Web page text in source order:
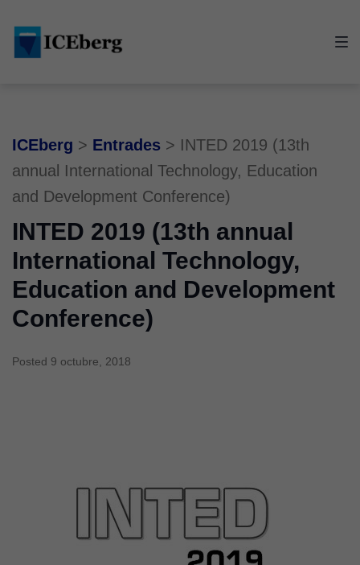
main
content
footer
ICEberg > Entrades > INTED 2019 (13th
annual International Technology, Education
and Development Conference)
INTED 2019 (13th annual
International Technology,
Education and Development
Conference)
Posted 9 octubre, 2018